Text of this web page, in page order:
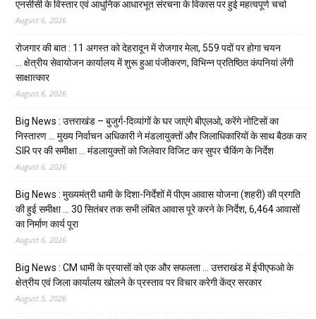
एनसीसी के विस्तार एवं आधुनिक आधारभूत संरचना के विकास पर हुई महत्वपूर्ण चर्चा
August 6, 2026
रोजगार की बात : 11 अगस्त को देहरादून में रोजगार मेला, 559 पदों पर होगा चयन
… क्षेत्रीय सेवायोजन कार्यालय में शुरू हुआ पंजीकरण, विभिन्न प्रतिष्ठित कंपनियां लेंगी
साक्षात्कार
August 6, 2026
Big News : उत्तराखंड – बुजुर्ग-दिव्यांगों के घर जाएंगे बीएलओ, करेंगे नोटिसों का
निस्तारण … मुख्य निर्वाचन अधिकारी ने मंडलायुक्तों और जिलाधिकारियों के साथ बैठक कर
SIR पर की समीक्षा … मंडलायुक्तों को जिलेवार विजिट कर सुपर चैकिंग के निर्देश
August 6, 2026
Big News : मुख्यमंत्री धामी के दिशा-निर्देशों में पीएम आवास योजना (शहरी) की प्रगति
की हुई समीक्षा … 30 सितंबर तक सभी लंबित आवास पूरे करने के निर्देश, 6,464 आवासों
का निर्माण कार्य पूरा
August 6, 2026
Big News : CM धामी के प्रयासों को एक और सफलता … उत्तराखंड में ईपीएफओ के
क्षेत्रीय एवं जिला कार्यालय खोलने के प्रस्ताव पर विचार करेगी केंद्र सरकार
August 5, 2026